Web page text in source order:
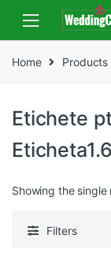
navigation
content
Home Products
Etichete
Showing the single
Filters